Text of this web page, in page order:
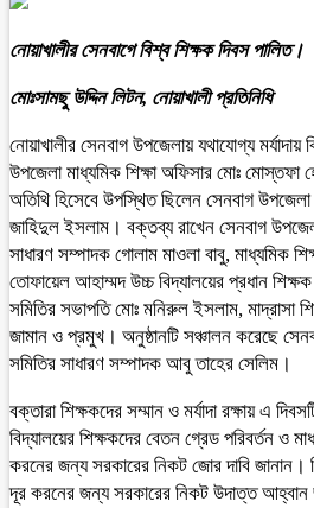
নোয়াখালীর সেনবাগে বিশ্ব শিক্ষক দিবস পালিত।
মোঃসামছু উদ্দিন লিটন, নোয়াখালী প্রতিনিধি
নোয়াখালীর সেনবাগ উপজেলায় যথাযোগ্য
উপজেলা মাধ্যমিক শিক্ষা অফিসার মোঃ মোস্তফা
অতিথি হিসেবে উপস্থিত ছিলেন সেনবাগ
জাহিদুল ইসলাম। বক্তব্য রাখেন সেনবাগ
সাধারণ সম্পাদক গোলাম মাওলা বাবু, মাধ্যমিক
তোফায়েল আহাম্মদ উচ্চ বিদ্যালয়ের প্রধান
সমিতির সভাপতি মোঃ মনিরুল ইসলাম, মাদ্রাসা
জামান ও প্রমুখ। অনুষ্ঠানটি সঞ্চালন করেছে
সমিতির সাধারণ সম্পাদক আবু তাহের সেলিম।
বক্তারা শিক্ষকদের সম্মান ও মর্যাদা রক্ষায় এ
বিদ্যালয়ের শিক্ষকদের বেতন গ্রেড পরিবর্তন ও
করনের জন্য সরকারের নিকট জোর দাবি জানান।
দূর করনের জন্য সরকারের নিকট উদাত্ত আহ্বান